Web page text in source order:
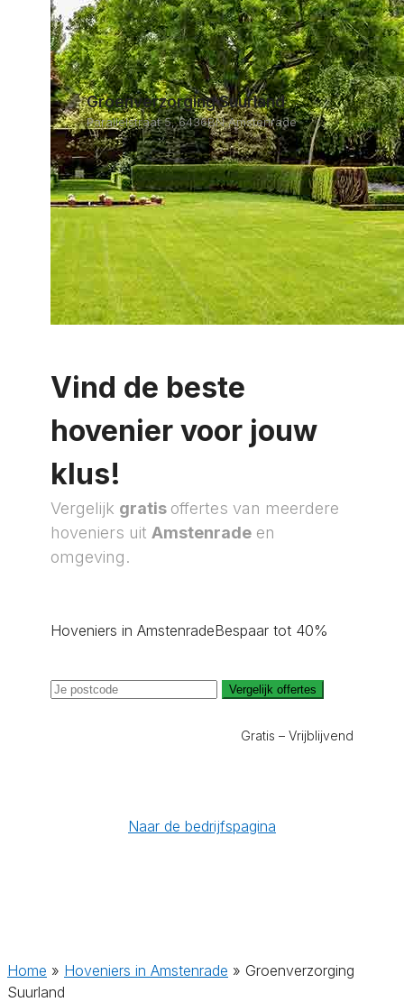
Groenverzorging Suurland
Parallelstraat 5, 6436BN Amstenrade
Vind de beste
hovenier voor jouw
klus!
Vergelijk gratis offertes van meerdere
hoveniers uit Amstenrade en
omgeving.
Hoveniers in AmstenradeBespaar tot 40%
Vergelijk offertes
Gratis – Vrijblijvend
Naar de bedrijfspagina
Home » Hoveniers in Amstenrade » Groenverzorging
Suurland